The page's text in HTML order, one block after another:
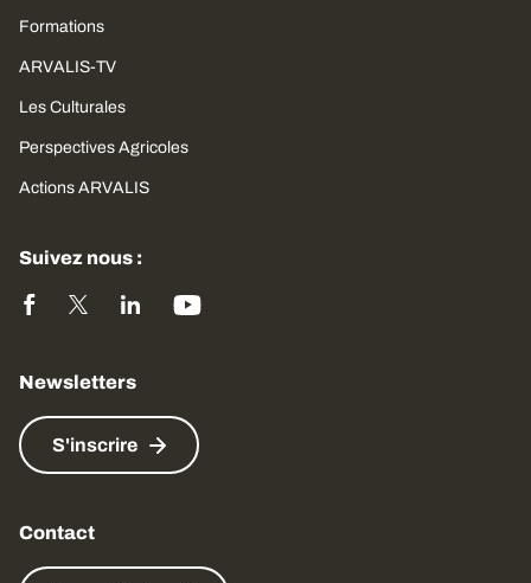
Formations
ARVALIS-TV
Les Culturales
Perspectives Agricoles
Actions ARVALIS
Suivez nous :
Newsletters
S'inscrire
Contact